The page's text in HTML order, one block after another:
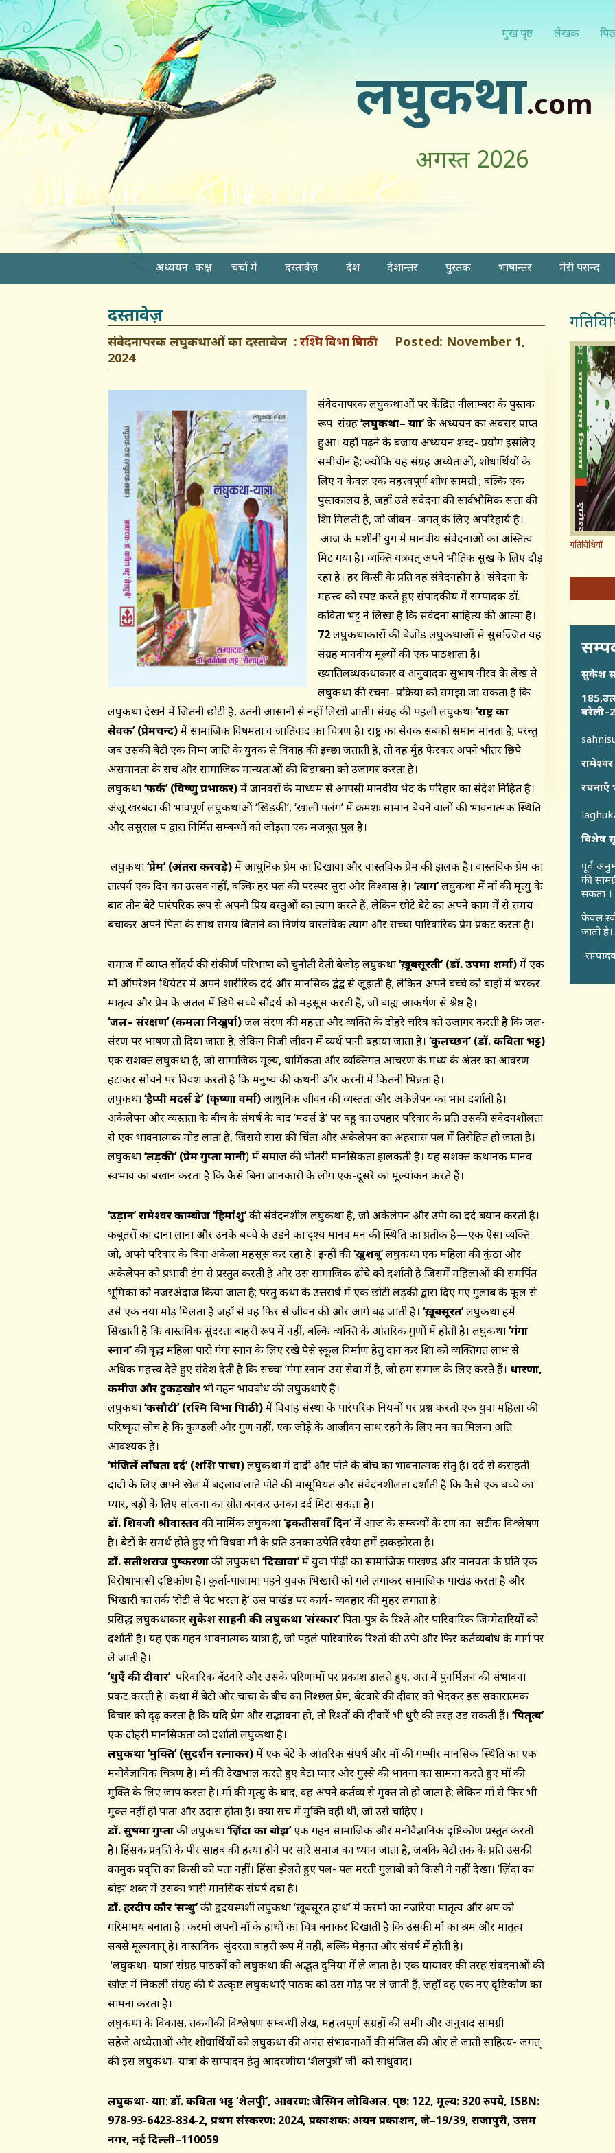
मुख पृष्ठ लेखक
लघुकथा.com
अगस्त 2026
अध्ययन -कक्ष चर्चा में दस्तावेज़ देश देशान्तर पुस्तक भाषान्तर मेरी पसन्द
दस्तावेज़
संवेदनापरक लघुकथाओं का दस्तावेज रश्मि विभा त्रिपाठीPosted: November 1,
2024
संवेदनापरक लघुकथाओं पर केंद्रित नीलाम्बरा के पुस्तक
रूप संग्रह‘लघुकथा– यात्रा’के अध्ययन का अवसर प्राप्त
हुआ। यहाँ पढ़ने के बजाय अध्ययन शब्द- प्रयोग इसलिए
समीचीन है; क्योंकि यह संग्रह अध्येताओं, शोधार्थियों के
लिए न केवल एक महत्त्वपूर्ण शोध सामग्री ; बल्कि एक
पुस्तकालय है, जहाँ उसे संवेदना की सार्वभौमिक सत्ता की
शिक्षा मिलती है, जो जीवन- जगत् के लिए अपरिहार्य है।
आज के मशीनी युग में मानवीय संवेदनाओं का अस्तित्व
मिट गया है। व्यक्ति यंत्रवत् अपने भौतिक सुख के लिए दौड़
रहा है। हर किसी के प्रति वह संवेदनहीन है। संवेदना के
महत्त्व को स्पष्ट करते हुए संपादकीय में सम्पादक डॉ.
कविता भट्ट ने लिखा है कि संवेदना साहित्य की आत्मा है।
72लघुकथाकारों की बेजोड़ लघुकथाओं से सुसज्जित यह
संग्रह मानवीय मूल्यों की एक पाठशाला है।
ख्यातिलब्धकथाकार व अनुवादक सुभाष नीरव के लेख से
लघुकथा की रचना- प्रक्रिया को समझा जा सकता है कि
लघुकथा देखने में जितनी छोटी है, उतनी आसानी से नहीं लिखी जाती। संग्रह की पहली लघुकथा‘राष्ट्र का
सेवक’ (प्रेमचन्द)में सामाजिक विषमता व जातिवाद का चित्रण है। राष्ट्र का सेवक सबको समान मानता है; परन्तु
जब उसकी बेटी एक निम्न जाति के युवक से विवाह की इच्छा जताती है, तो वह मुँह फेरकर अपने भीतर छिपे
असमानता के सच और सामाजिक मान्यताओं की विडम्बना को उजागर करता है।
लघुकथा‘फ़र्क’ (विष्णु प्रभाकर)में जानवरों के माध्यम से आपसी मानवीय भेद के परिहार का संदेश निहित है।
अंजू खरबंदा की भावपूर्ण लघुकथाओं ‘खिड़की’, ‘खाली पलंग’ में क्रमशः सामान बेचने वालों की भावनात्मक स्थिति
और ससुराल पक्ष द्वारा निर्मित सम्बन्धों को जोड़ता एक मजबूत पुल है।
लघुकथा‘प्रेम’ (अंतरा करवड़े)में आधुनिक प्रेम का दिखावा और वास्तविक प्रेम की झलक है। वास्तविक प्रेम का
तात्पर्य एक दिन का उत्सव नहीं, बल्कि हर पल की परस्पर सुरक्षा और विश्वास है। ‘त्याग’लघुकथा में माँ की मृत्यु के
बाद तीन बेटे पारंपरिक रूप से अपनी प्रिय वस्तुओं का त्याग करते हैं, लेकिन छोटे बेटे का अपने काम में से समय
बचाकर अपने पिता के साथ समय बिताने का निर्णय वास्तविक त्याग और सच्चा पारिवारिक प्रेम प्रकट करता है।
समाज में व्याप्त सौंदर्य की संकीर्ण परिभाषा को चुनौती देती बेजोड़ लघुकथा‘ख़ूबसूरती’ (डॉ. उपमा शर्मा)में एक
माँ ऑपरेशन थियेटर में अपने शारीरिक दर्द और मानसिक द्वंद्व से जूझती है; लेकिन अपने बच्चे को बाहों में भरकर
मातृत्व और प्रेम के अतल में छिपे सच्चे सौंदर्य को महसूस करती है, जो बाह्य आकर्षण से श्रेष्ठ है।
‘जल– संरक्षण’ (कमला निखुर्पा)जल संरक्षण की महत्ता और व्यक्ति के दोहरे चरित्र को उजागर करती है कि जल-
संरक्षण पर भाषण तो दिया जाता है; लेकिन निजी जीवन में व्यर्थ पानी बहाया जाता है। ‘कुलच्छन’ (डॉ. कविता भट्ट)
एक सशक्त लघुकथा है, जो सामाजिक मूल्य, धार्मिकता और व्यक्तिगत आचरण के मध्य के अंतर का आवरण
हटाकर सोचने पर विवश करती है कि मनुष्य की कथनी और करनी में कितनी भिन्नता है।
लघुकथा‘हैप्पी मदर्स डे’ (कृष्णा वर्मा) आधुनिक जीवन की व्यस्तता और अकेलेपन का भाव दर्शाती है।
अकेलेपन और व्यस्तता के बीच के संघर्ष के बाद ‘मदर्स डे’ पर बहू का उपहार परिवार के प्रति उसकी संवेदनशीलता
से एक भावनात्मक मोड़ लाता है, जिससे सास की चिंता और अकेलेपन का अहसास पल में तिरोहित हो जाता है।
लघुकथा‘लड़की’ (प्रेम गुप्ता मानी) में समाज की भीतरी मानसिकता झलकती है। यह सशक्त कथानक मानव
स्वभाव का बखान करता है कि कैसे बिना जानकारी के लोग एक-दूसरे का मूल्यांकन करते हैं।
‘उड़ान’ रामेश्वर काम्बोज ‘हिमांशु’की संवेदनशील लघुकथा है, जो अकेलेपन और उपेक्षा का दर्द बयान करती है।
कबूतरों का दाना लाना और उनके बच्चे के उड़ने का दृश्य मानव मन की स्थिति का प्रतीक है—एक ऐसा व्यक्ति
जो, अपने परिवार के बिना अकेला महसूस कर रहा है। इन्हीं की‘ख़ुशबू’लघुकथा एक महिला की कुंठा और
अकेलेपन को प्रभावी ढंग से प्रस्तुत करती है और उस सामाजिक ढाँचे को दर्शाती है जिसमें महिलाओं की समर्पित
भूमिका को नजरअंदाज किया जाता है; परंतु कथा के उत्तरार्ध में एक छोटी लड़की द्वारा दिए गए गुलाब के फूल से
उसे एक नया मोड़ मिलता है जहाँ से वह फिर से जीवन की ओर आगे बढ़ जाती है। ‘ख़ूबसूरत’लघुकथा हमें
सिखाती है कि वास्तविक सुंदरता बाहरी रूप में नहीं, बल्कि व्यक्ति के आंतरिक गुणों में होती है। लघुकथा‘गंगा
स्नान’की वृद्ध महिला पारो गंगा स्नान के लिए रखे पैसे स्कूल निर्माण हेतु दान कर शिक्षा को व्यक्तिगत लाभ से
अधिक महत्त्व देते हुए संदेश देती है कि सच्चा ‘गंगा स्नान’ उस सेवा में है, जो हम समाज के लिए करते हैं। धारणा,
कमीज और टुकड़खोरभी गहन भावबोध की लघुकथाएँ हैं।
लघुकथा ‘कसौटी’ (रश्मि विभा त्रिपाठी)में विवाह संस्था के पारंपरिक नियमों पर प्रश्न करती एक युवा महिला की
परिष्कृत सोच है कि कुण्डली और गुण नहीं, एक जोड़े के आजीवन साथ रहने के लिए मन का मिलना अति
आवश्यक है।
‘मंजिलें लाँघता दर्द’ (शशि पाधा)लघुकथा में दादी और पोते के बीच का भावनात्मक सेतु है। दर्द से कराहती
दादी के लिए अपने खेल में बदलाव लाते पोते की मासूमियत और संवेदनशीलता दर्शाती है कि कैसे एक बच्चे का
प्यार, बड़ों के लिए सांत्वना का स्रोत बनकर उनका दर्द मिटा सकता है।
डॉ. शिवजी श्रीवास्तवकी मार्मिक लघुकथा‘इकतीसवाँ दिन’में आज के सम्बन्धों के क्षरण का सटीक विश्लेषण
है। बेटों के समर्थ होते हुए भी विधवा माँ के प्रति उनका उपेक्षित रवैया हमें झकझोरता है।
डॉ. सतीशराज पुष्करणाकी लघुकथा‘दिखावा’में युवा पीढ़ी का सामाजिक पाखण्ड और मानवता के प्रति एक
विरोधाभासी दृष्टिकोण है। कुर्ता-पाजामा पहने युवक भिखारी को गले लगाकर सामाजिक पाखंड करता है और
भिखारी का तर्क ‘रोटी से पेट भरता है’ उस पाखंड पर कार्य- व्यवहार की मुहर लगाता है।
प्रसिद्ध लघुकथाकारसुकेश साहनी की लघुकथा ‘संस्कार’पिता-पुत्र के रिश्ते और पारिवारिक जिम्मेदारियों को
दर्शाती है। यह एक गहन भावनात्मक यात्रा है, जो पहले पारिवारिक रिश्तों की उपेक्षा और फिर कर्तव्यबोध के मार्ग पर
ले जाती है।
‘धुएँ की दीवार’परिवारिक बँटवारे और उसके परिणामों पर प्रकाश डालते हुए, अंत में पुनर्मिलन की संभावना
प्रकट करती है। कथा में बेटी और चाचा के बीच का निश्छल प्रेम, बँटवारे की दीवार को भेदकर इस सकारात्मक
विचार को दृढ़ करता है कि यदि प्रेम और सद्भावना हो, तो रिश्तों की दीवारें भी धुएँ की तरह उड़ सकती हैं। ‘पितृत्व’
एक दोहरी मानसिकता को दर्शाती लघुकथा है।
लघुकथा ‘मुक्ति’ (सुदर्शन रत्नाकर)में एक बेटे के आंतरिक संघर्ष और माँ की गम्भीर मानसिक स्थिति का एक
मनोवैज्ञानिक चित्रण है। माँ की देखभाल करते हुए बेटा प्यार और गुस्से की भावना का सामना करते हुए माँ की
मुक्ति के लिए जाप करता है। माँ की मृत्यु के बाद, वह अपने कर्तव्य से मुक्त तो हो जाता है; लेकिन माँ से फिर भी
मुक्त नहीं हो पाता और उदास होता है। क्या सच में मुक्ति वही थी, जो उसे चाहिए ।
डॉ. सुषमा गुप्ताकी लघुकथा‘ज़िंदा का बोझ’एक गहन सामाजिक और मनोवैज्ञानिक दृष्टिकोण प्रस्तुत करती
है। हिंसक प्रवृत्ति के पीर साहब की हत्या होने पर सारे समाज का ध्यान जाता है, जबकि बेटी तक के प्रति उसकी
कामुक प्रवृत्ति का किसी को पता नहीं। हिंसा झेलते हुए पल- पल मरती गुलाबो को किसी ने नहीं देखा। ‘ज़िंदा का
बोझ’ शब्द में उसका भारी मानसिक संघर्ष दबा है।
डॉ. हरदीप कौर ‘सन्धु’की हृदयस्पर्शी लघुकथा ‘ख़ूबसूरत हाथ’ में करमो का नजरिया मातृत्व और श्रम को
गरिमामय बनाता है। करमो अपनी माँ के हाथों का चित्र बनाकर दिखाती है कि उसकी माँ का श्रम और मातृत्व
सबसे मूल्यवान् है। वास्तविक सुंदरता बाहरी रूप में नहीं, बल्कि मेहनत और संघर्ष में होती है।
‘लघुकथा- यात्रा’ संग्रह पाठकों को लघुकथा की अद्भुत दुनिया में ले जाता है। एक यायावर की तरह संवदनाओं की
खोज में निकली संग्रह की ये उत्कृष्ट लघुकथाएँ पाठक को उस मोड़ पर ले जाती हैं, जहाँ वह एक नए दृष्टिकोण का
सामना करता है।
लघुकथा के विकास, तकनीकी विश्लेषण सम्बन्धी लेख, महत्त्वपूर्ण संग्रहों की समीक्षा और अनुवाद सामग्री
सहेजे अध्येताओं और शोधार्थियों को लघुकथा की अनंत संभावनाओं की मंजिल की ओर ले जाती साहित्य- जगत्
की इस लघुकथा- यात्रा के सम्पादन हेतु आदरणीया ‘शैलपुत्री’ जी को साधुवाद।
लघुकथा- यात्रा: डॉ. कविता भट्ट ‘शैलपुत्री’, आवरण:जैस्मिन जोविअल, पृष्ठ: 122, मूल्य: 320 रुपये, ISBN:
978-93-6423-834-2, प्रथम संस्करण: 2024, प्रकाशक: अयन प्रकाशन, जे–19/39, राजापुरी, उत्तम
नगर, नई दिल्ली–110059
गतिविधियाँ
सुकेश
विशेष
पूर्व
की
सकता ।
केवल
जाती है।
-